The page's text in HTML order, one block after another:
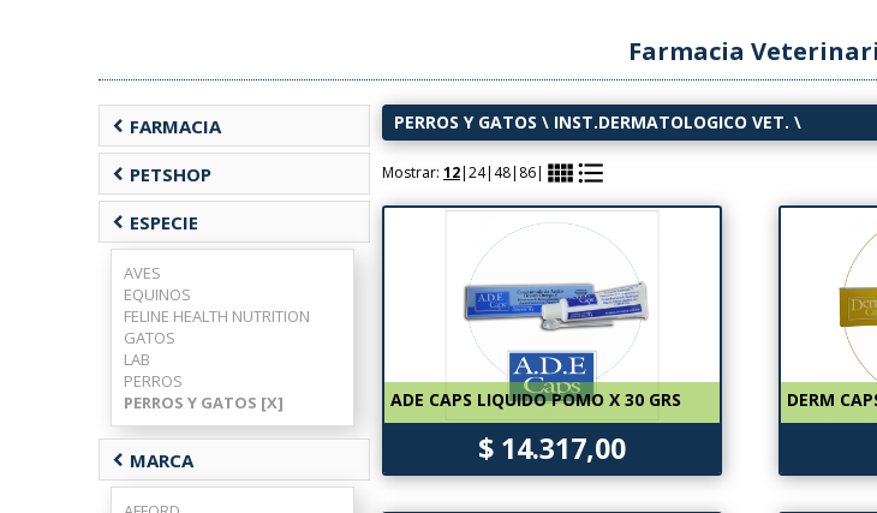
Farmacia
chevron_left FARMACIA
chevron_left PETSHOP
chevron_left ESPECIE
AVES
EQUINOS
FELINE HEALTH NUTRITION
GATOS
LAB
PERROS
PERROS Y GATOS [X]
chevron_left MARCA
PERROS Y GATOS \ INST.DERMATOLOGICO VET. \
Mostrar: 12|24| 48| 86| view_comfyformat_list_bulleted
ADE CAPS LIQUIDO POMO X 30 GRS
$ 14.317,00
DERM